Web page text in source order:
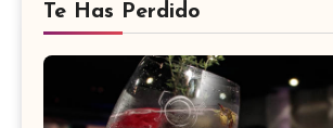
Te Has Perdido